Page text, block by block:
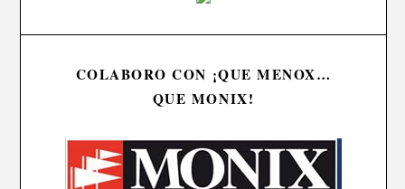
COLABORO CON ¡QUE MENOX…
QUE MONIX!